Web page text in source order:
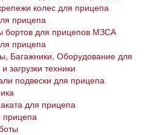
колес для прицепа
прицепа
бортов для прицепов МЗСА
прицепа
Багажники, Оборудование для
загрузки техники
подвески для прицепа
для прицепа
прицепа